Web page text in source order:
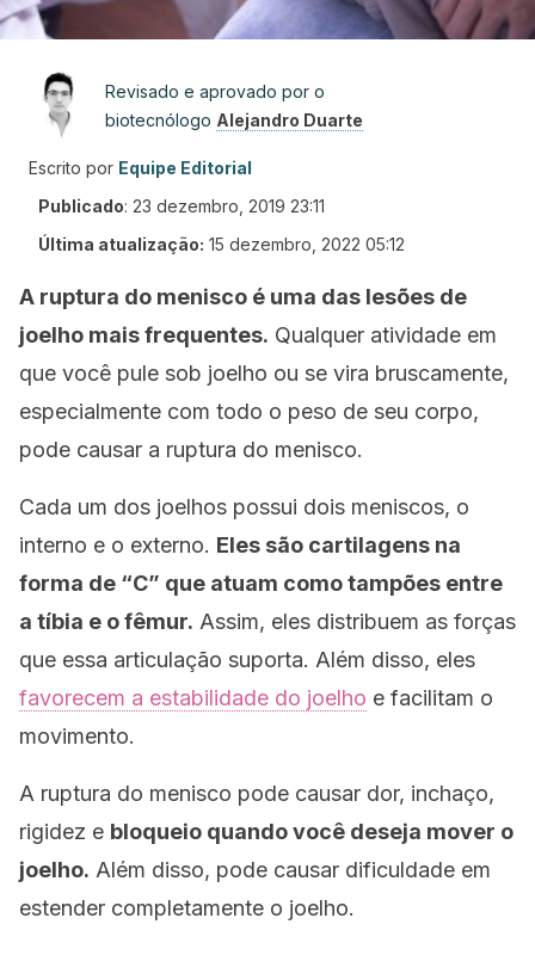
Revisado e aprovado por o
biotecnólogo Alejandro Duarte
Escrito por Equipe Editorial
Publicado: 23 dezembro, 2019 23:11
Última atualização: 15 dezembro, 2022 05:12
A ruptura do menisco é uma das lesões de
joelho mais frequentes. Qualquer atividade em
que você pule sob joelho ou se vira bruscamente,
especialmente com todo o peso de seu corpo,
pode causar a ruptura do menisco.
Cada um dos joelhos possui dois meniscos, o
interno e o externo. Eles são cartilagens na
forma de “C” que atuam como tampões entre
a tíbia e o fêmur. Assim, eles distribuem as forças
que essa articulação suporta. Além disso, eles
favorecem a estabilidade do joelho e facilitam o
movimento.
A ruptura do menisco pode causar dor, inchaço,
rigidez e bloqueio quando você deseja mover o
joelho. Além disso, pode causar dificuldade em
estender completamente o joelho.